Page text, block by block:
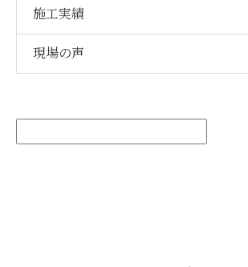
施工実績
現場の声